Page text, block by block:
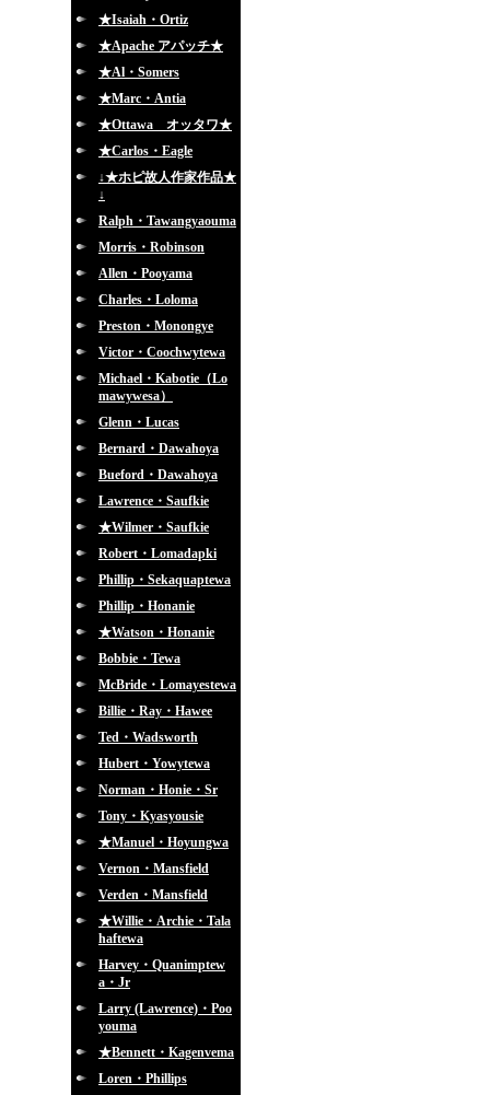
★Isaiah・Ortiz
★Apache アパッチ★
★Al・Somers
★Marc・Antia
★Ottawa オッタワ★
★Carlos・Eagle
↓★ホピ故人作家作品★
↓
Ralph・Tawangyaouma
Morris・Robinson
Allen・Pooyama
Charles・Loloma
Preston・Monongye
Victor・Coochwytewa
Michael・Kabotie（Lo
mawywesa）
Glenn・Lucas
Bernard・Dawahoya
Bueford・Dawahoya
Lawrence・Saufkie
★Wilmer・Saufkie
Robert・Lomadapki
Phillip・Sekaquaptewa
Phillip・Honanie
★Watson・Honanie
Bobbie・Tewa
McBride・Lomayestewa
Billie・Ray・Hawee
Ted・Wadsworth
Hubert・Yowytewa
Norman・Honie・Sr
Tony・Kyasyousie
★Manuel・Hoyungwa
Vernon・Mansfield
Verden・Mansfield
★Willie・Archie・Tala
haftewa
Harvey・Quanimptew
a・Jr
Larry (Lawrence)・Poo
youma
★Bennett・Kagenvema
Loren・Phillips